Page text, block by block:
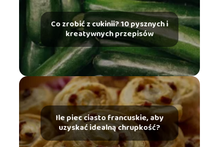
Co zrobić z cukinii? 10 pysznych i
kreatywnych przepisów
Ile piec ciasto francuskie, aby
uzyskać idealną chrupkość?